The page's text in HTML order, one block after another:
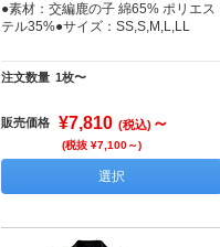
●素材：交編鹿の子 綿65% ポリエス
テル35%●サイズ：SS,S,M,L,LL
注文数量 1枚〜
販売価格 ¥7,810 (税込) ～
(税抜 ¥7,100～)
選択